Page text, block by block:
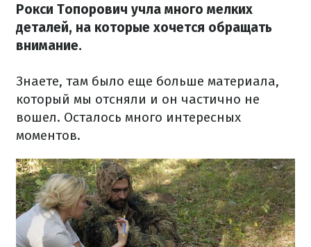
Рокси Топорович учла много мелких
деталей, на которые хочется обращать
внимание.
Знаете, там было еще больше материала,
который мы отсняли и он частично не
вошел. Осталось много интересных
моментов.